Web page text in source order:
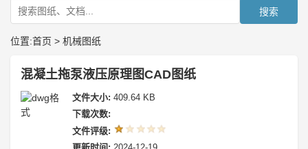
成套图纸
技术文档
我要上传
搜索
位置:首页 > 机械图纸
混凝土拖泵液压原理图CAD图纸
文件大小: 409.64 KB
下载次数:
文件评级: